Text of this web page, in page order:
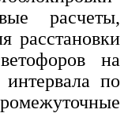
расчеты,
расстановки
на
по